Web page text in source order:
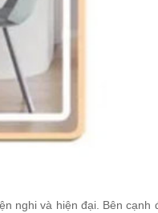
nghi và hiện đại. Bên cạnh